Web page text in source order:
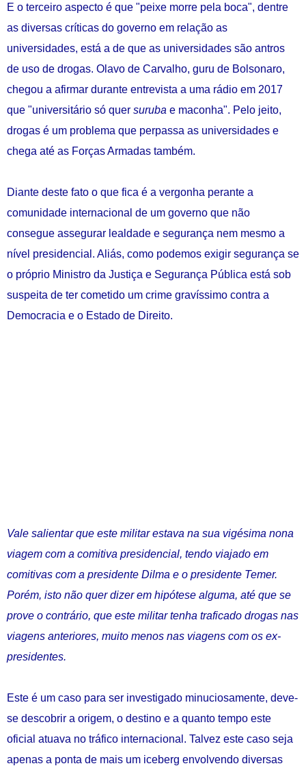
E o terceiro aspecto é que "peixe morre pela boca", dentre
as diversas críticas do governo em relação as
universidades, está a de que as universidades são antros
de uso de drogas. Olavo de Carvalho, guru de Bolsonaro,
chegou a afirmar durante entrevista a uma rádio em 2017
que "universitário só quer suruba e maconha". Pelo jeito,
drogas é um problema que perpassa as universidades e
chega até as Forças Armadas também.
Diante deste fato o que fica é a vergonha perante a
comunidade internacional de um governo que não
consegue assegurar lealdade e segurança nem mesmo a
nível presidencial. Aliás, como podemos exigir segurança se
o próprio Ministro da Justiça e Segurança Pública está sob
suspeita de ter cometido um crime gravíssimo contra a
Democracia e o Estado de Direito.
Vale salientar que este militar estava na sua vigésima nona
viagem com a comitiva presidencial, tendo viajado em
comitivas com a presidente Dilma e o presidente Temer.
Porém, isto não quer dizer em hipótese alguma, até que se
prove o contrário, que este militar tenha traficado drogas nas
viagens anteriores, muito menos nas viagens com os ex-
presidentes.
Este é um caso para ser investigado minuciosamente, deve-
se descobrir a origem, o destino e a quanto tempo este
oficial atuava no tráfico internacional. Talvez este caso seja
apenas a ponta de mais um iceberg envolvendo diversas